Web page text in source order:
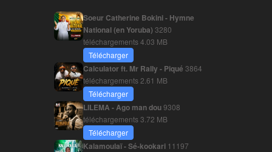
Soeur Catherine Bokini - Hymne
National (en Yoruba) 3280
téléchargements4.03 MB
Télécharger
Calculator ft. Mr Rally - Piqué 3864
téléchargements 2.61 MB
Télécharger
LILEMA - Ago man dou9308
téléchargements3.72 MB
Télécharger
Kalamoulaï - Sé-kookari 11197